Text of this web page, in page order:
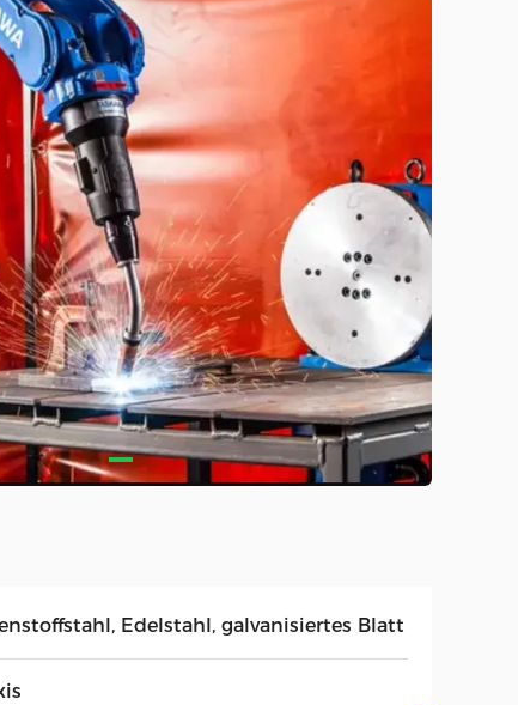
Edelstahl, galvanisiertes Blatt